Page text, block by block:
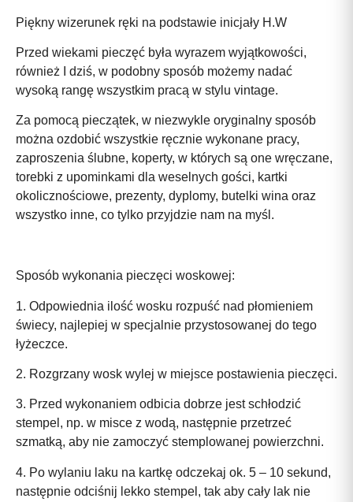
Piękny wizerunek ręki na podstawie inicjały H.W
Przed wiekami pieczęć była wyrazem wyjątkowości,
również I dziś, w podobny sposób możemy nadać
wysoką rangę wszystkim pracą w stylu vintage.
Za pomocą pieczątek, w niezwykle oryginalny sposób
można ozdobić wszystkie ręcznie wykonane pracy,
zaproszenia ślubne, koperty, w których są one wręczane,
torebki z upominkami dla weselnych gości, kartki
okolicznościowe, prezenty, dyplomy, butelki wina oraz
wszystko inne, co tylko przyjdzie nam na myśl.
Sposób wykonania pieczęci woskowej:
1. Odpowiednia ilość wosku rozpuść nad płomieniem
świecy, najlepiej w specjalnie przystosowanej do tego
łyżeczce.
2. Rozgrzany wosk wylej w miejsce postawienia pieczęci.
3. Przed wykonaniem odbicia dobrze jest schłodzić
stempel, np. w misce z wodą, następnie przetrzeć
szmatką, aby nie zamoczyć stemplowanej powierzchni.
4. Po wylaniu laku na kartkę odczekaj ok. 5 – 10 sekund,
następnie odciśnij lekko stempel, tak aby cały lak nie